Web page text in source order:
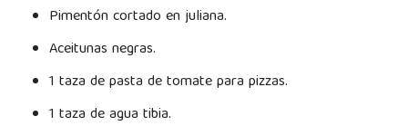
Pimentón cortado en juliana.
Aceitunas negras.
1 taza de pasta de tomate para pizzas.
1 taza de agua tibia.